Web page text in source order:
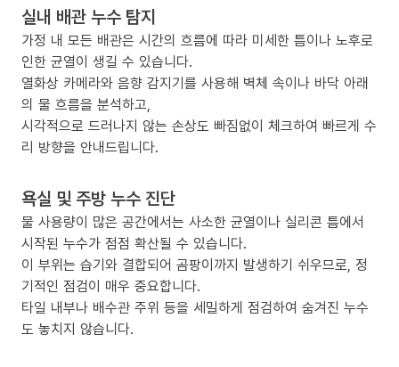
실내 배관 누수 탐지
가정 내 모든 배관은 시간의 흐름에 따라 미세한 틈이나 노후로
인한 균열이 생길 수 있습니다.
열화상 카메라와 음향 감지기를 사용해 벽체 속이나 바닥 아래
의 물 흐름을 분석하고,
시각적으로 드러나지 않는 손상도 빠짐없이 체크하여 빠르게 수
리 방향을 안내드립니다.
욕실 및 주방 누수 진단
물 사용량이 많은 공간에서는 사소한 균열이나 실리콘 틈에서
시작된 누수가 점점 확산될 수 있습니다.
이 부위는 습기와 결합되어 곰팡이까지 발생하기 쉬우므로, 정
기적인 점검이 매우 중요합니다.
타일 내부나 배수관 주위 등을 세밀하게 점검하여 숨겨진 누수
도 놓치지 않습니다.